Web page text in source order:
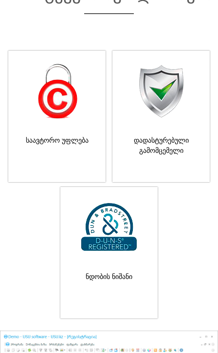
საავტორო უფლება
დადასტურებული
გამომცემელი
ნდობის ნიშანი